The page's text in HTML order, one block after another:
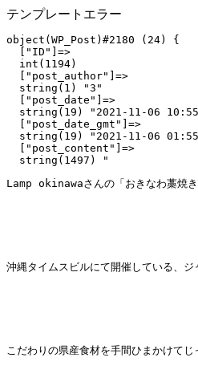
テンプレートエラー
object(WP_Post)#2180 (24) {
  ["ID"]=>
  int(1194)
  ["post_author"]=>
  string(1) "3"
  ["post_date"]=>
string(19) "2021-11-06
  ["post_date_gmt"]=>
string(19) "2021-11-06
  ["post_content"]=>
  string(1497) "
Lamp okinawaさんの「おきなわ藁焼き
沖縄タイムスビルにて開催している、
こだわりの県産食材を手間ひまかけて